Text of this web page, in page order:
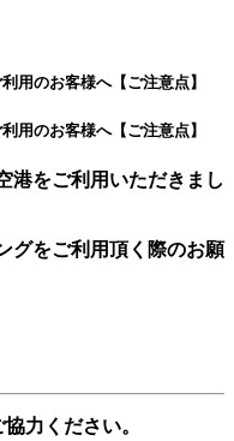
用のお客様へ【ご注意点】
用のお客様へ【ご注意点】
港をご利用いただきまし
グをご利用頂く際のお願
力ください。